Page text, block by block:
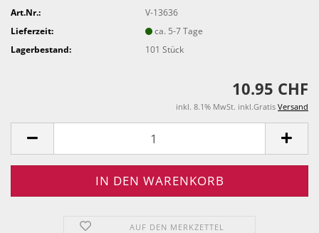
Art.Nr.:
V-13636
Lieferzeit:
ca. 5-7 Tage
Lagerbestand:
101Stück
10.95 CHF
inkl. 8.1% MwSt. inkl.Gratis Versand
AUF DEN MERKZETTEL